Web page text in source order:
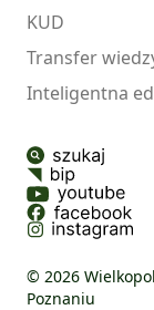
KUD
Transfer
Inteligentna
© 2026
Poznaniu